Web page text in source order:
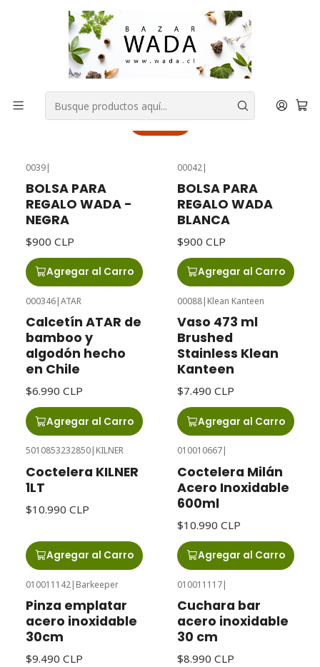
COMPRA FÁCIL, RAPIDA Y 100% SEGURA
Inicio PACK DE REGALOS
PACK DE REGALOS
Filtros
0039|
BOLSA PARA
REGALO WADA -
NEGRA
$900 CLP
Agregar al Carro
00042|
BOLSA PARA
REGALO WADA
BLANCA
$900 CLP
Agregar al Carro
000346|ATAR
Calcetín ATAR de
bamboo y
algodón hecho
en Chile
$6.990 CLP
Agregar al Carro
00088| Klean Kanteen
Vaso 473 ml
Brushed
Stainless Klean
Kanteen
$7.490 CLP
Agregar al Carro
5010853232850| KILNER
Coctelera KILNER
1LT
$10.990 CLP
Agregar al Carro
010010667|
Coctelera Milán
Acero Inoxidable
600ml
$10.990 CLP
Agregar al Carro
010011142| Barkeeper
Pinza emplatar
acero inoxidable
30cm
$9.490 CLP
010011117|
Cuchara bar
acero inoxidable
30 cm
$8.990 CLP